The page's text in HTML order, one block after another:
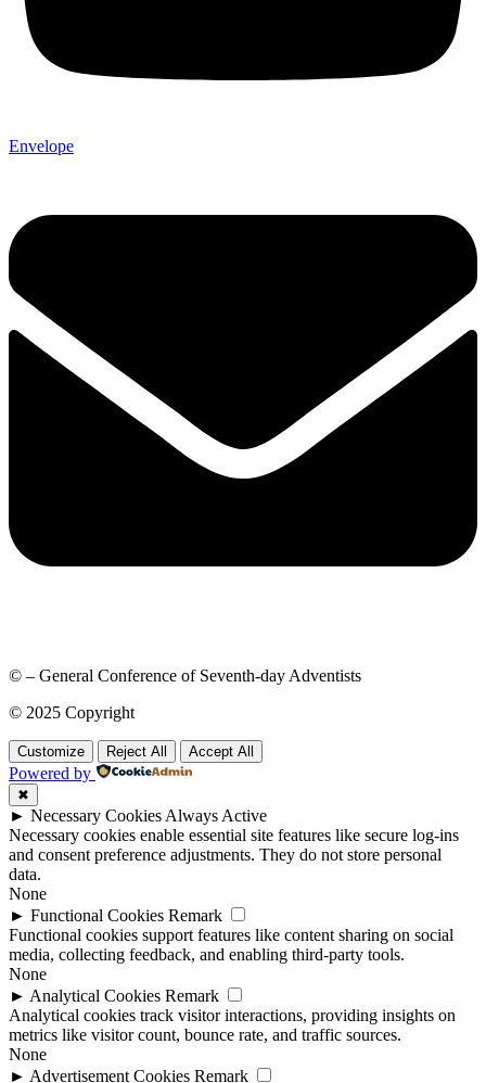
Envelope
© – General Conference of Seventh-day Adventists
© 2025 Copyright
Customize Reject All Accept All
Powered by
✖
► Necessary Cookies Always Active
Necessary cookies enable essential site features like secure log-ins
and consent preference adjustments. They do not store personal
data.
None
► Functional Cookies Remark
Functional cookies support features like content sharing on social
media, collecting feedback, and enabling third-party tools.
None
► Analytical Cookies Remark
Analytical cookies track visitor interactions, providing insights on
metrics like visitor count, bounce rate, and traffic sources.
None
► Advertisement Cookies Remark